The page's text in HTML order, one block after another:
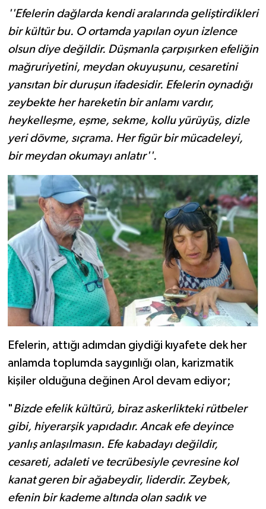
''Efelerin dağlarda kendi aralarında geliştirdikleri
bir kültür bu. O ortamda yapılan oyun izlence
olsun diye değildir. Düşmanla çarpışırken efeliğin
mağruriyetini, meydan okuyuşunu, cesaretini
yansıtan bir duruşun ifadesidir. Efelerin oynadığı
zeybekte her hareketin bir anlamı vardır,
heykelleşme, eşme, sekme, kollu yürüyüş, dizle
yeri dövme, sıçrama. Her figür bir mücadeleyi,
bir meydan okumayı anlatır''.
Efelerin, attığı adımdan giydiği kıyafete dek her
anlamda toplumda saygınlığı olan, karizmatik
kişiler olduğuna değinen Arol devam ediyor;
"Bizde efelik kültürü, biraz askerlikteki rütbeler
gibi, hiyerarşik yapıdadır. Ancak efe deyince
yanlış anlaşılmasın. Efe kabadayı değildir,
cesareti, adaleti ve tecrübesiyle çevresine kol
kanat geren bir ağabeydir, liderdir. Zeybek,
efenin bir kademe altında olan sadık ve